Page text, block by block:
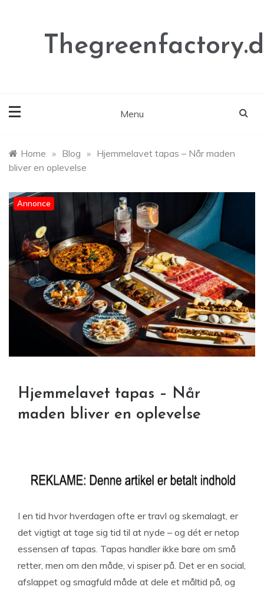
Menu
Home » Blog » Hjemmelavet tapas – Når maden
bliver en oplevelse
Annonce
Hjemmelavet tapas – Når
maden bliver en oplevelse
I en tid hvor hverdagen ofte er travl og skemalagt, er
det vigtigt at tage sig tid til at nyde – og dét er netop
essensen af tapas. Tapas handler ikke bare om små
retter, men om den måde, vi spiser på. Det er en social,
afslappet og smagfuld måde at dele et måltid på, og